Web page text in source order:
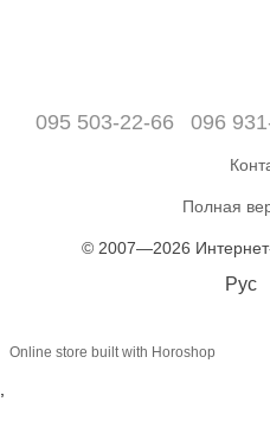
095 503-22-66 096
Полная
© 2007—2026
Рус
Online store built with Horoshop